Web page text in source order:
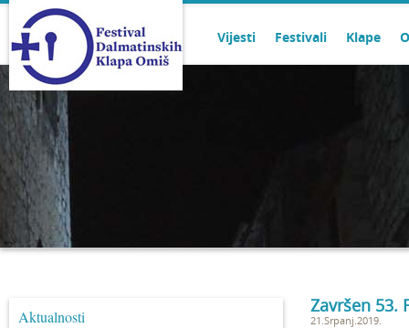
Vijesti Festivali Klape
Aktualnosti
Završen 53.
21.Srpanj.2019.